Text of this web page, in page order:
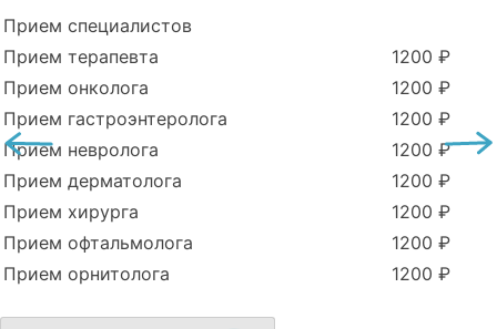
Прием специалистов
Прием терапевта
1200 ₽
Прием онколога
1200 ₽
Прием гастроэнтеролога
1200 ₽
Прием невролога
1200 ₽
Прием дерматолога
1200 ₽
Прием хирурга
1200 ₽
Прием офтальмолога
1200 ₽
Прием орнитолога
1200 ₽